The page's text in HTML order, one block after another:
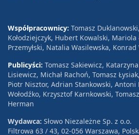
Współpracownicy: Tomasz
Kołodziejczyk, Hubert Kowalski, Mariola
Przemyłski, Natalia Wasilewska, Konrad
Publicyści: Tomasz Sakiewicz,
Lisiewicz, Michał Rachoń, Tomasz
Piotr Nisztor, Adrian Stankowski, Antoni
Wołodźko, Krzysztof Karnkowski,
Herman
Wydawca: Słowo Niezależne Sp. z o.o.
Filtrowa 63 / 43, 02-056 Warszawa,